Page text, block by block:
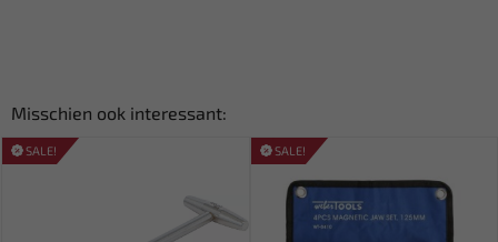
Misschien ook interessant:
SALE! SALE!